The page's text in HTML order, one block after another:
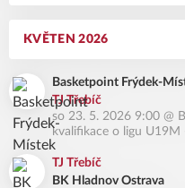
KVĚTEN 2026
Basketpoint Frýdek-
TJ Třebíč
so 23. 5. 2026 9:00 @
kvalifikace o ligu U19M
TJ Třebíč
BK Hladnov Ostrava